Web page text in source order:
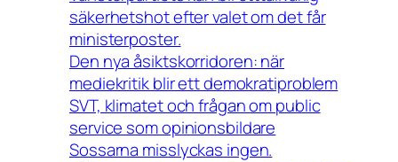
säkerhetshot efter valet om det får
ministerposter.
Den nya åsiktskorridoren: när
mediekritik blir ett demokratiproblem
SVT, klimatet och frågan om public
service som opinionsbildare
Sossarna misslyckas ingen.